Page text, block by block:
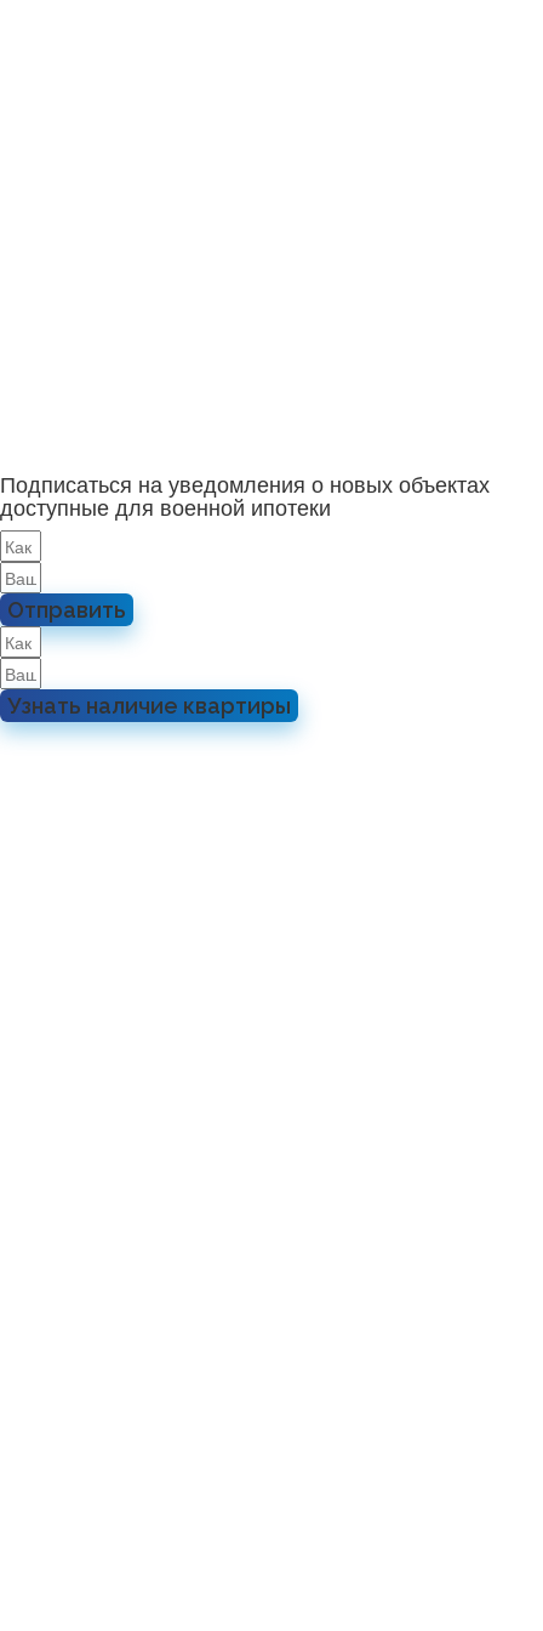
Подписаться на уведомления о новых объектах
доступные для военной ипотеки
Отправить
Узнать наличие квартиры